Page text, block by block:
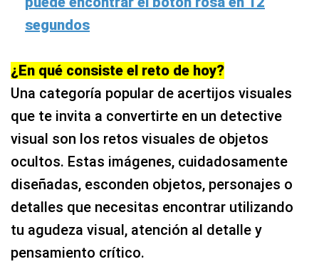
segundos
¿En qué consiste el reto de hoy?
Una categoría popular de acertijos visuales
que te invita a convertirte en un detective
visual son los retos visuales de objetos
ocultos. Estas imágenes, cuidadosamente
diseñadas, esconden objetos, personajes o
detalles que necesitas encontrar utilizando
tu agudeza visual, atención al detalle y
pensamiento crítico.